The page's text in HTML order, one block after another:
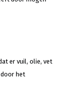
er vuil, olie, vet
door het